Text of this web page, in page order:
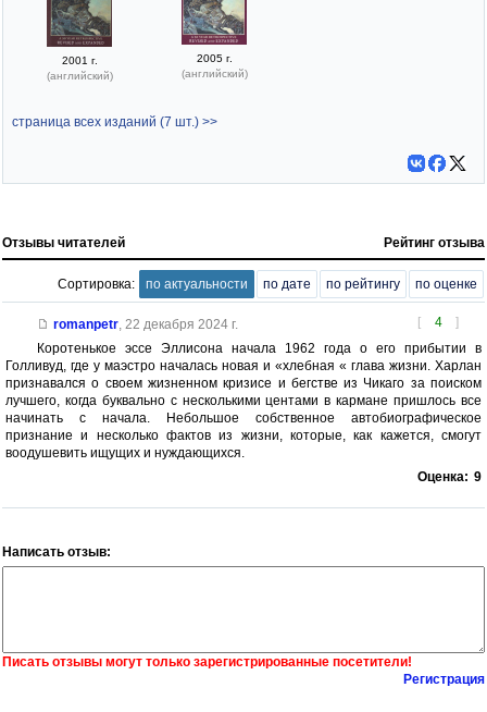
2001 г.
(английский)
2005 г.
(английский)
страница всех изданий (7 шт.) >>
Отзывы читателей Рейтинг отзыва
Сортировка: по актуальности по дате по рейтингу по оценке
[ 4 ]
romanpetr, 22 декабря 2024 г.
Коротенькое эссе Эллисона начала 1962 года о его прибытии в
Голливуд, где у маэстро началась новая и «хлебная « глава жизни. Харлан
признавался о своем жизненном кризисе и бегстве из Чикаго за поиском
лучшего, когда буквально с несколькими центами в кармане пришлось все
начинать с начала. Небольшое собственное автобиографическое
признание и несколько фактов из жизни, которые, как кажется, смогут
воодушевить ищущих и нуждающихся.
Оценка: 9
Написать отзыв:
Писать отзывы могут только зарегистрированные посетители!
Регистрация